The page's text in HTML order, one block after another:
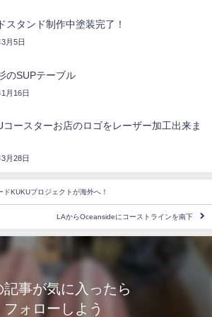
スタンド制作中塗装完了！
月5日
のSUPテーブル
月16日
コースターお店のロゴをレーザー加工出来ま
月28日
ドKUKUプロジェクトが海外へ！
LAからOceansideにコーストラインを南下
記事が気に入ったら
フォローしよう